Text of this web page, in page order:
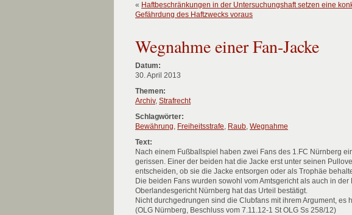
« Haftbeschränkungen in der Untersuchungshaft setzen eine
Gefährdung des Haftzwecks voraus
Wegnahme einer Fan-Jacke
Datum:
30. April 2013
Themen:
Archiv, Strafrecht
Schlagwörter:
Bewährung, Freiheitsstrafe, Raub, Wegnahme
Text:
Nach einem Fußballspiel haben zwei Fans des 1.FC Nürnberg
gerissen. Einer der beiden hat die Jacke erst unter seinen
entscheiden, ob sie die Jacke entsorgen oder als Trophäe
Die beiden Fans wurden sowohl vom Amtsgericht als auch in
Oberlandesgericht Nürnberg hat das Urteil bestätigt.
Nicht durchgedrungen sind die Clubfans mit ihrem Argument, es
(OLG Nürnberg, Beschluss vom 7.11.12-1 St OLG Ss 258/12)